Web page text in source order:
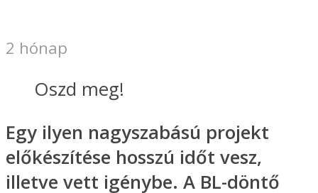
2 hónap
Oszd meg!
Egy ilyen nagyszabású projekt
előkészítése hosszú időt vesz,
illetve vett igénybe. A BL-döntő